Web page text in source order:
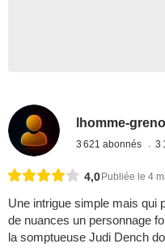
lhomme-
3 621 abonnés 3
4,0 Publiée le 4
Une intrigue simple mais qui
de nuances un personnage
la somptueuse Judi Dench